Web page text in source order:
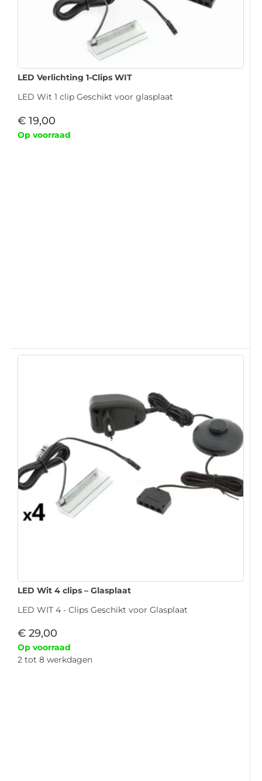
LED Verlichting 1-Clips WIT
LED Wit 1 clip Geschikt voor glasplaat
€ 19,00
Op voorraad
LED Wit 4 clips – Glasplaat
LED WIT 4 - Clips Geschikt voor Glasplaat
€ 29,00
Op voorraad
2 tot 8 werkdagen